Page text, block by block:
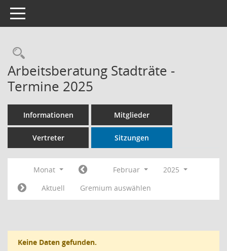
Toggle navigation
Rechercheauswahl
Arbeitsberatung Stadträte -
Termine 2025
Informationen Mitglieder
Vertreter Sitzungen
Monat Februar
2025
Aktuell
Gremium auswählen
Keine Daten gefunden.